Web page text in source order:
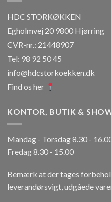
HDC STORKØKKEN
Egholmvej 20 9800 Hjørring
CVR-nr.: 21448907
Tel: 98 92 50 45
info@hdcstorkoekken.dk
Find os her
KONTOR, BUTIK &
Mandag - Torsdag 8.30 -
Fredag 8.30 - 15.00
Bemærk at der tages
leverandørsvigt, udgåede